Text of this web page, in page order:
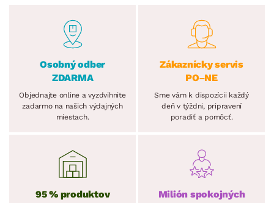
Osobný odber
ZDARMA
Objednajte online a vyzdvihnite
zadarmo na našich výdajných
miestach.
Zákaznícky servis
PO–NE
Sme vám k dispozícii každý
deň v týždni, pripravení
poradiť a pomôcť.
95 % produktov
Milión spokojných